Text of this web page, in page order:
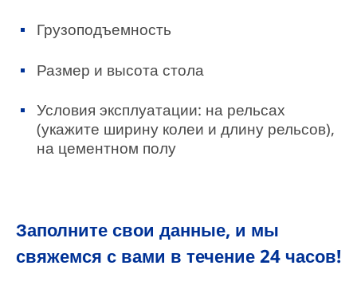
Грузоподъемность
Размер и высота стола
Условия эксплуатации: на рельсах
(укажите ширину колеи и длину рельсов),
на цементном полу
Заполните свои данные, и мы
свяжемся с вами в течение 24 часов!